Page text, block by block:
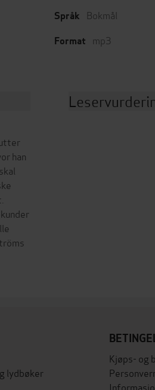
Språk Bokmål
Format mp3
han
lydbøker
Kjøps- og